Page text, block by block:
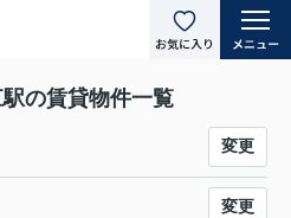
の賃貸物件一覧
変更
変更